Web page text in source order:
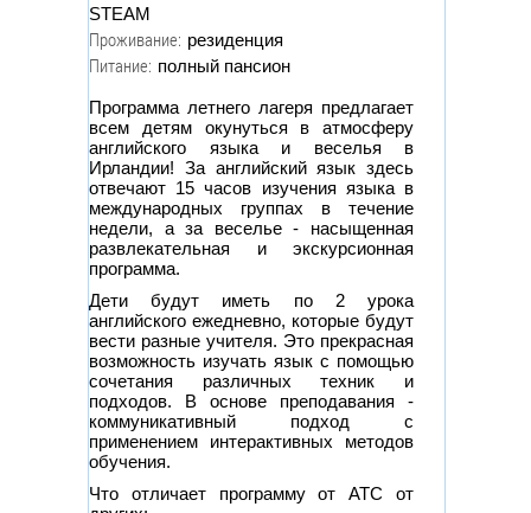
STEAM
Проживание: резиденция
Питание: полный пансион
Программа летнего лагеря предлагает
всем детям окунуться в атмосферу
английского языка и веселья в
Ирландии! За английский язык здесь
отвечают 15 часов изучения языка в
международных группах в течение
недели, а за веселье - насыщенная
развлекательная и экскурсионная
программа.
Дети будут иметь по 2 урока
английского ежедневно, которые будут
вести разные учителя. Это прекрасная
возможность изучать язык с помощью
сочетания различных техник и
подходов. В основе преподавания -
коммуникативный подход с
применением интерактивных методов
обучения.
Что отличает программу от АТС от